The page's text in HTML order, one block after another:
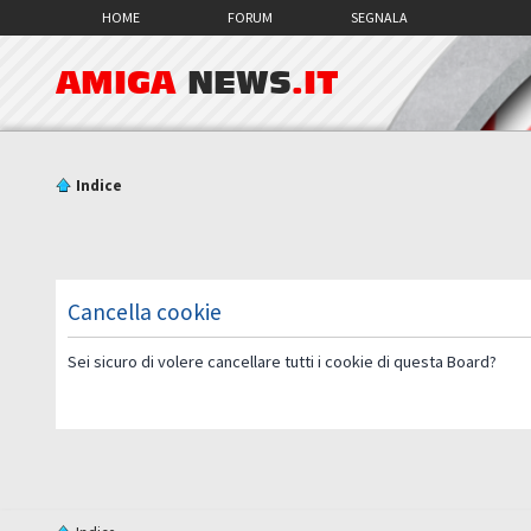
HOME FORUM SEGNALA
AMIGA NEWS.IT
Indice
Cancella cookie
Sei sicuro di volere cancellare tutti i cookie di questa Board?